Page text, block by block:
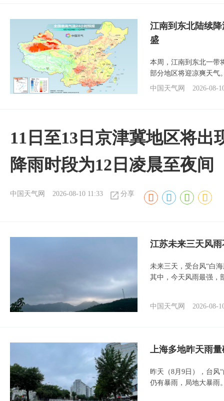
江南到东北陆续
盛
本周，江南到东北一带
部分地区将迎凉爽天气
中国天气网
2026-08-
11日至13日京津冀地区将出
降雨时段为12日凌晨至夜间
中国天气网 2026-08-10 11:33 分享
江苏未来三天风
未来三天，受台风“白
其中，今天风雨最强，
中国天气网 2026-08-
上海多地昨天雨
昨天（8月9日），台风
仍有暴雨，局地大暴雨